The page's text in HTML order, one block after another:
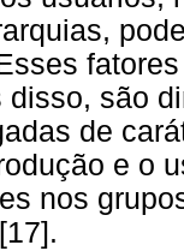
disso, são
de
e o
nos